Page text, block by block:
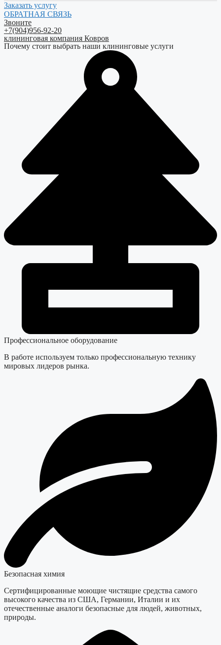
Заказать услугу
ОБРАТНАЯ СВЯЗЬ
Звоните
+7(904)956-92-20
клининговая компания Ковров
Почему стоит выбрать наши клининговые услуги
Профессиональное оборудование
В работе используем только профессиональную технику
мировых лидеров рынка.
Безопасная химия
Сертифицированные моющие чистящие средства самого
высокого качества из США, Германии, Италии и их
отечественные аналоги безопасные для людей, животных,
природы.